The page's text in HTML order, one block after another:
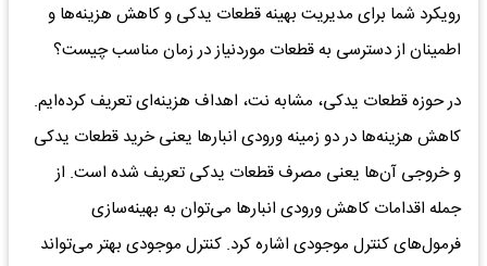
رویکرد شما برای مدیریت بهینه قطعات یدکی و کاهش هزینه‌ها و
اطمینان از دسترسی به قطعات موردنیاز در زمان مناسب چیست؟
در حوزه قطعات یدکی، مشابه نت، اهداف هزینه‌ای تعریف کرده‌ایم.
کاهش هزینه‌ها در دو زمینه ورودی انبارها یعنی خرید قطعات یدکی
و خروجی آن‌ها یعنی مصرف قطعات یدکی تعریف شده است. از
جمله اقدامات کاهش ورودی انبارها می‌توان به بهینه‌سازی
فرمول‌های کنترل موجودی اشاره کرد. کنترل موجودی بهتر می‌تواند